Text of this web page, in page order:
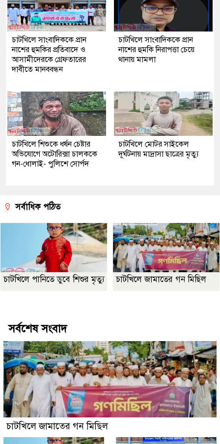
চাটখিলে সাংবাদিককে প্রান
নাশের হুমকির প্রতিবাদে ও
আসামীদেরকে গ্রেফতারের
দাবীতে মানববন্ধন
চাটখিলে সাংবাদিককে প্রান
নাশের হুমকি নিরাপত্তা চেয়ে
থানায় মামলা
চাটখিলে শিশুকে ধর্ষন চেষ্টার
অভিযোগে অটোরিক্সা চালককে
গন-ধোলাই- পুলিশে সোর্পদ
চাটখিলে মোটর সাইকেল
দূর্ঘটনায় মাদ্রাসা ছাত্রের মৃত্যু
সর্বাধিক পঠিত
চাটখিলে পানিতে ডুবে শিশুর মৃত্যু চাটখিলে জামাতের গন মিছিল
সর্বশেষ সংবাদ
চাটখিলে জামাতের গন মিছিল